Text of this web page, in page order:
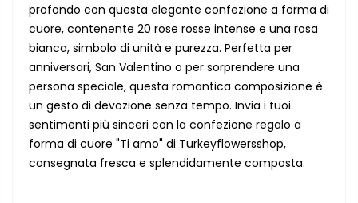
profondo con questa elegante confezione a forma di
cuore, contenente 20 rose rosse intense e una rosa
bianca, simbolo di unità e purezza. Perfetta per
anniversari, San Valentino o per sorprendere una
persona speciale, questa romantica composizione è
un gesto di devozione senza tempo. Invia i tuoi
sentimenti più sinceri con la confezione regalo a
forma di cuore "Ti amo" di Turkeyflowersshop,
consegnata fresca e splendidamente composta.